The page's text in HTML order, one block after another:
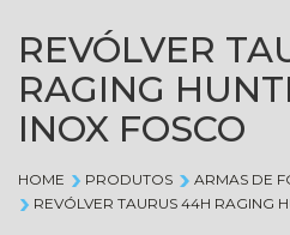
REVÓLVER
RAGING
INOX FOSCO
HOME PRODUTOS ARMAS DE
REVÓLVER TAURUS 44H RAGING